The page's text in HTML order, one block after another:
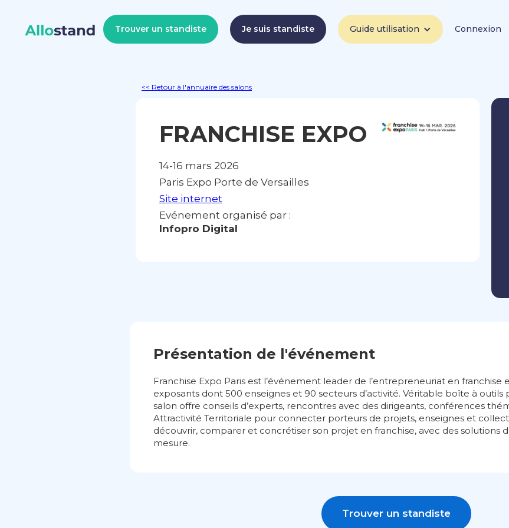
Trouver un standiste Je suis standiste Guide utilisation Connexion
<< Retour à l'annuaire des salons
FRANCHISE EXPO
14-16 mars 2026
Paris Expo Porte de Versailles
Site internet
Evénement organisé par :
Infopro Digital
Présentation de l'événement
Franchise Expo Paris est l’événement leader de l’entrepreneuriat en franchise
exposants dont 500 enseignes et 90 secteurs d’activité. Véritable boîte à
salon offre conseils d’experts, rencontres avec des dirigeants, conférences
Attractivité Territoriale pour connecter porteurs de projets, enseignes et
découvrir, comparer et concrétiser son projet en franchise, avec des solutions
mesure.
Trouver un standiste